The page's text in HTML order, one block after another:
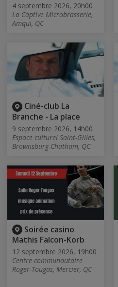
4 septembre 2026, 20h00
La Captive Microbrasserie,
Amqui, QC
Ciné-club La
Branche - La place
9 septembre 2026, 14h00
Espace culturel Saint-Gilles,
Brownsburg-Chatham, QC
Soirée casino
Mathis Falcon-Korb
12 septembre 2026, 19h00
Centre communautaire
Roger-Tougas, Mercier, QC